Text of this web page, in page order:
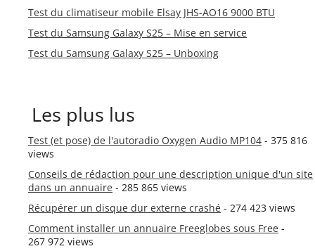
Test du climatiseur mobile Elsay JHS-AO16 9000 BTU
Test du Samsung Galaxy S25 – Mise en service
Test du Samsung Galaxy S25 – Unboxing
Les plus lus
Test (et pose) de l'autoradio Oxygen Audio MP104 - 375 816
views
Conseils de rédaction pour une description unique d'un site
dans un annuaire - 285 865 views
Récupérer un disque dur externe crashé - 274 423 views
Comment installer un annuaire Freeglobes sous Free -
267 972 views